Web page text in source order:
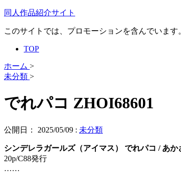
同人作品紹介サイト
このサイトでは、プロモーションを含んでいます
TOP
ホーム >
未分類 >
でれパコ ZHOI68601
公開日： 2025/05/09 : 未分類
シンデレラガールズ（アイマス） でれパコ / あ
20p/C88発行
……